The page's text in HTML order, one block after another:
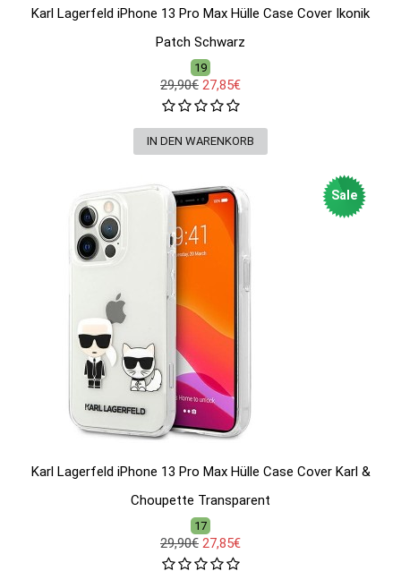
Karl Lagerfeld iPhone 13 Pro Max Hülle Case Cover Ikonik
Patch Schwarz
19
29,90€ 27,85€
Sale
Karl Lagerfeld iPhone 13 Pro Max Hülle Case Cover Karl &
Choupette Transparent
17
29,90€ 27,85€